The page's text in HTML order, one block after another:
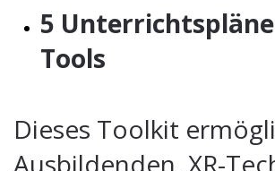
5
Tools
Dieses Toolkit
Ausbildenden, XR-